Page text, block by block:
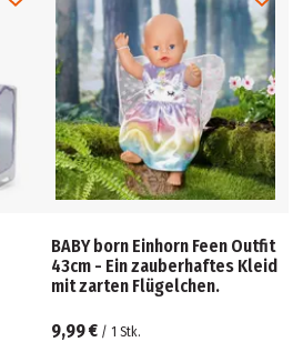
BABY born Einhorn Feen Outfit
43cm - Ein zauberhaftes Kleid
mit zarten Flügelchen.
9,99 € / 1 Stk.